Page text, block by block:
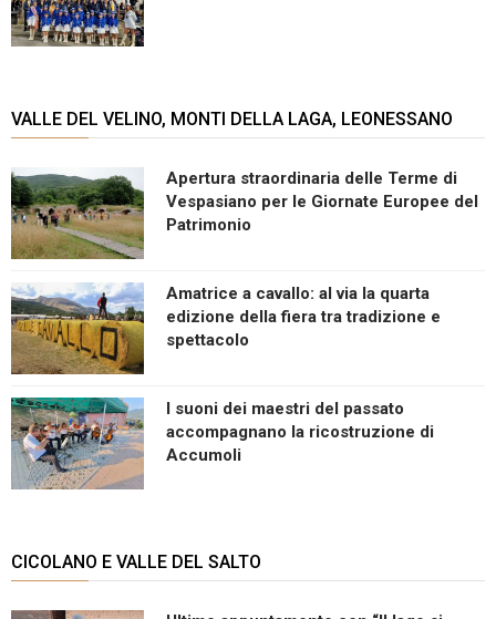
VALLE DEL VELINO, MONTI DELLA LAGA, LEONESSANO
Apertura straordinaria delle Terme di
Vespasiano per le Giornate Europee del
Patrimonio
Amatrice a cavallo: al via la quarta
edizione della fiera tra tradizione e
spettacolo
I suoni dei maestri del passato
accompagnano la ricostruzione di
Accumoli
CICOLANO E VALLE DEL SALTO